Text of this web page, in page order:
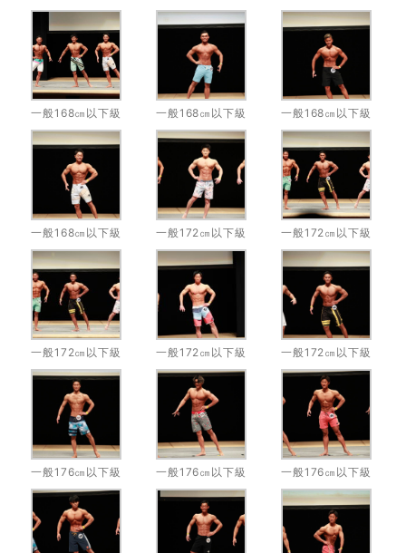
一般168㎝以下級 一般168㎝以下級 一般168㎝以下級
一般168㎝以下級 一般172㎝以下級 一般172㎝以下級
一般172㎝以下級 一般172㎝以下級 一般172㎝以下級
一般176㎝以下級 一般176㎝以下級 一般176㎝以下級